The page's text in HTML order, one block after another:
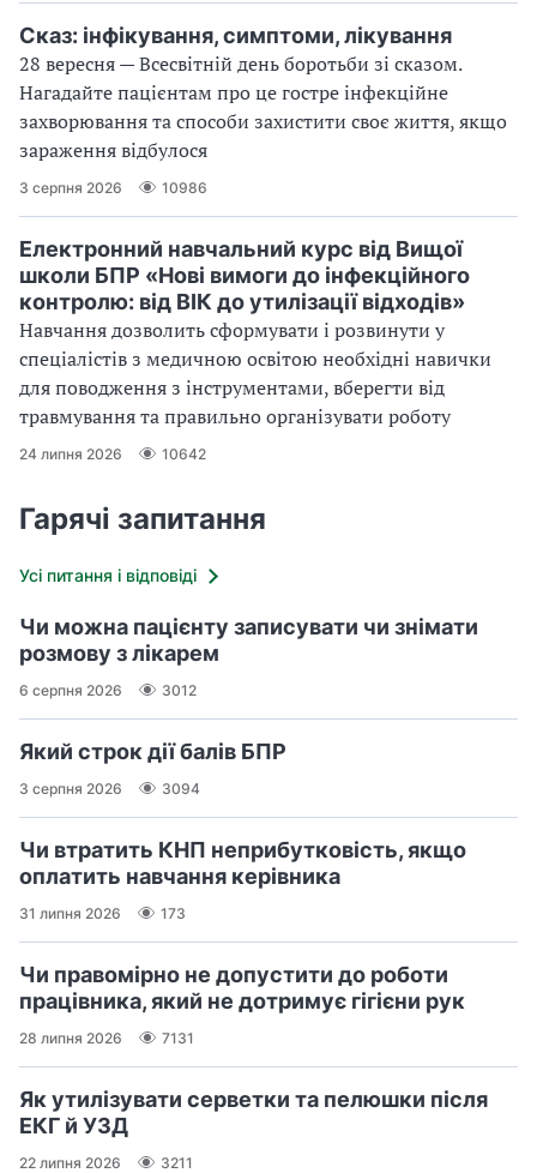
Сказ: інфікування, симптоми, лікування
28 вересня — Всесвітній день боротьби зі сказом.
Нагадайте пацієнтам про це гостре інфекційне
захворювання та способи захистити своє життя, якщо
зараження відбулося
3 серпня 2026 10986
Електронний навчальний курс від Вищої
школи БПР «Нові вимоги до інфекційного
контролю: від ВІК до утилізації відходів»
Навчання дозволить сформувати і розвинути у
спеціалістів з медичною освітою необхідні навички
для поводження з інструментами, вберегти від
травмування та правильно організувати роботу
24 липня 2026 10642
Гарячі запитання
Усі питання і відповіді
Чи можна пацієнту записувати чи знімати
розмову з лікарем
6 серпня 2026 3012
Який строк дії балів БПР
3 серпня 2026 3094
Чи втратить КНП неприбутковість, якщо
оплатить навчання керівника
31 липня 2026 173
Чи правомірно не допустити до роботи
працівника, який не дотримує гігієни рук
28 липня 2026 7131
Як утилізувати серветки та пелюшки після
ЕКГ й УЗД
22 липня 2026 3211